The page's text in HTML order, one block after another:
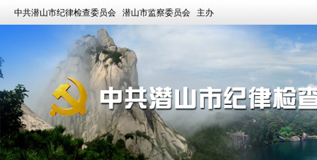
中共潜山市纪律检查委员会 潜山市监察委员会 主办